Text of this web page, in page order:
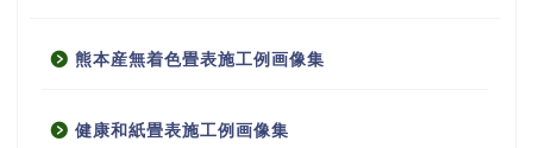
熊本産無着色畳表施工例画像集
健康和紙畳表施工例画像集